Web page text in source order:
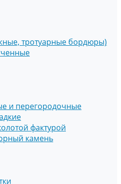
тротуарные бордюры)
и перегородочные
фактурой
камень